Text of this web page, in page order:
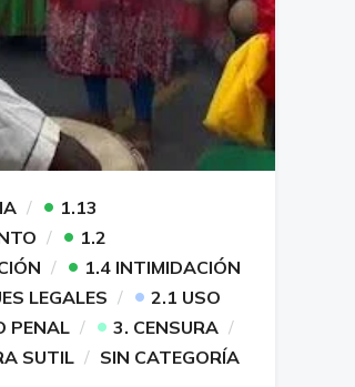
• 1.13
• 1.2
• 1.4 INTIMIDACIÓN
LEGALES • 2.1 USO
PENAL
• 3. CENSURA
SUTIL SIN CATEGORÍA